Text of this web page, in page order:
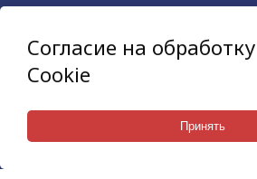
продвижение сайта
создан на платформе
Согласие на
Cookie
Принять